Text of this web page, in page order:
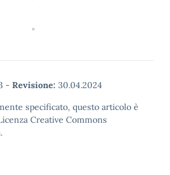
- Revisione: 30.04.2024
specificato, questo articolo è
Creative Commons